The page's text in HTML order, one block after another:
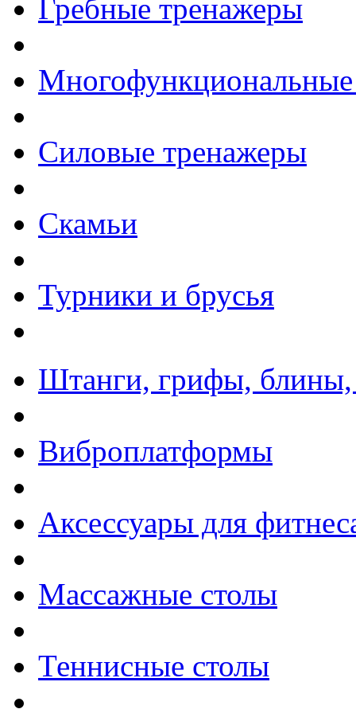
Гребные тренажеры
Силовые тренажеры
Скамьи
Турники и брусья
Штанги, грифы, блины,
Виброплатформы
Аксессуары для
Массажные столы
Теннисные столы